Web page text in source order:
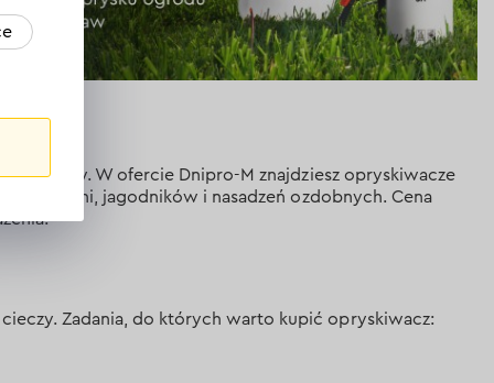
wody. W ofercie Dnipro-M znajdziesz opryskiwacze
szklarni, jagodników i nasadzeń ozdobnych. Cena
Zadania, do których warto kupić opryskiwacz: